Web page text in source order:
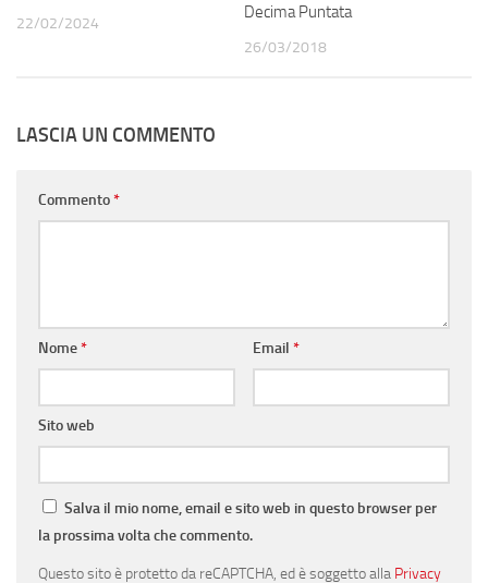
22/02/2024
Decima Puntata
26/03/2018
LASCIA UN COMMENTO
Commento*
Nome* Email *
Sito web
Salva il mio nome, email e sito web in questo browser per
la prossima volta che commento.
Questo sito è protetto da reCAPTCHA, ed è soggetto alla Privacy